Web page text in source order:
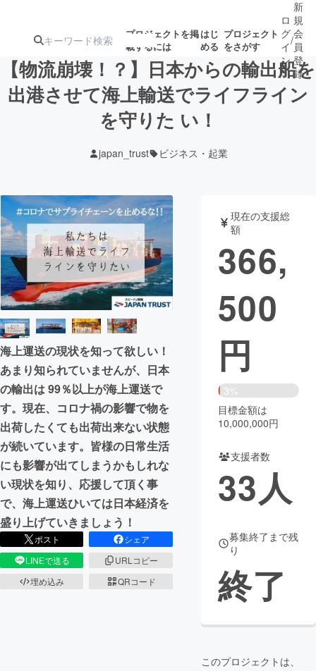
プロジェクトを掲
載するには
はじ
める
プロジェクト
をさがす
注目の新着プロ
ジェクト
募集終了が近いプ
テクノロジー・ガジェット
映像・映画 書籍・雑誌
ビジネス・起業 チャレンジ
まちづくり・地域活性化
CAMPFIRE for Social Good
CAMPFIRE Creation
CAMPFIREふるさと納税machi-ya コミュニティ
ロ
グ
イ
ン
/
新
規
会
員
登
録
【物流崩壊！？】⽇本からの輸出船を
出港させて海上輸送でライフライン
を守りた い！
japan_trust ビジネス・起業
海上運送の現状を知って欲しい！
あまり知られていませんが、⽇本
の輸出は 99％以上が海上運送で
す。現在、コロナ禍の影響で物を
出荷したくても出荷出来ない状態
が続いています。皆様の⽇常⽣活
にも影響が出てしまうかもしれな
い現状を知り、応援して頂く事
で、海上運送ひいては⽇本経済を
盛り上げていきましょう！
ポスト
シェア
LINEで送る
URLコピー
埋め込み
QRコード
現在の支援総
額
366,
500
円
3%
目標金額は
10,000,000円
支援者数
33人
募集終了まで残
り
終了
このプロジェクトは、